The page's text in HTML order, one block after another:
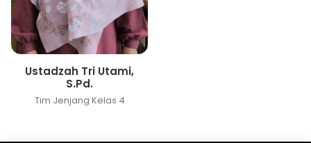
Ustadzah Tri Utami,
S.Pd.
Tim Jenjang Kelas 4